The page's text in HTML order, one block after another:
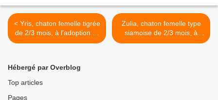
< Yris, chaton femelle tigrée
de 2/3 mois, à l'adoption ->
adoptée avec Zozote
Zulia, chaton femelle type
siamoise de 2/3 mois, à
l'adoption -> adoptée >
Hébergé par Overblog
Top articles
Pages